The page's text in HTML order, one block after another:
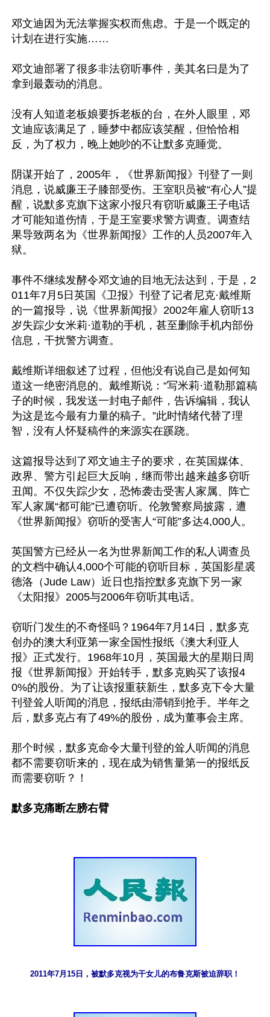
邓文迪因为无法掌握实权而焦虑。于是一个既定的
计划在进行实施……
邓文迪部署了很多非法窃听事件，美其名曰是为了
拿到最轰动的消息。
没有人知道老板娘要拆老板的台，在外人眼里，邓
文迪应该满足了，睡梦中都应该笑醒，但恰恰相
反，为了权力，晚上她吵的不让默多克睡觉。
阴谋开始了，2005年，《世界新闻报》刊登了一则
消息，说威廉王子膝部受伤。王室职员被“有心人”提
醒，说默多克旗下这家小报只有窃听威廉王子电话
才可能知道伤情，于是王室要求警方调查。调查结
果导致两名为《世界新闻报》工作的人员2007年入
狱。
事件不继续发酵令邓文迪的目地无法达到，于是，2
011年7月5日英国《卫报》刊登了记者尼克·戴维斯
的一篇报导，说《世界新闻报》2002年雇人窃听13
岁失踪少女米莉·道勒的手机，甚至删除手机内部份
信息，干扰警方调查。
戴维斯详细叙述了过程，但他没有说自己是如何知
道这一绝密消息的。戴维斯说：“写米莉·道勒那篇稿
子的时候，我发送一封电子邮件，告诉编辑，我认
为这是迄今最有力量的稿子。”此时情绪代替了理
智，没有人怀疑稿件的来源实在蹊跷。
这篇报导达到了邓文迪主子的要求，在英国媒体、
政界、警方引起巨大反响，继而带出越来越多窃听
丑闻。不仅失踪少女，恐怖袭击受害人家属、阵亡
军人家属“都可能”已遭窃听。伦敦警察局披露，遭
《世界新闻报》窃听的受害人“可能”多达4,000人。
英国警方已经从一名为世界新闻工作的私人调查员
的文档中确认4,000个可能的窃听目标，英国影星裘
德洛（Jude Law）近日也指控默多克旗下另一家
《太阳报》2005与2006年窃听其电话。
窃听门发生的不奇怪吗？1964年7月14日，默多克
创办的澳大利亚第一家全国性报纸《澳大利亚人
报》正式发行。1968年10月，英国最大的星期日周
报《世界新闻报》开始转手，默多克购买了该报4
0%的股份。为了让该报重获新生，默多克下令大量
刊登耸人听闻的消息，报纸由滞销到抢手。半年之
后，默多克占有了49%的股份，成为董事会主席。
那个时候，默多克命令大量刊登的耸人听闻的消息
都不需要窃听来的，现在成为销售量第一的报纸反
默多克痛断左膀右臂
2011年7月15日，被默多克视为干女儿的布鲁克斯被迫辞职！